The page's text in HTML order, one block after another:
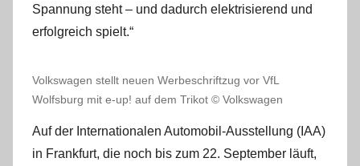
Spannung steht – und dadurch elektrisierend und
erfolgreich spielt.“
Volkswagen stellt neuen Werbeschriftzug vor VfL
Wolfsburg mit e-up! auf dem Trikot © Volkswagen
Auf der Internationalen Automobil-Ausstellung (IAA)
in Frankfurt, die noch bis zum 22. September läuft,